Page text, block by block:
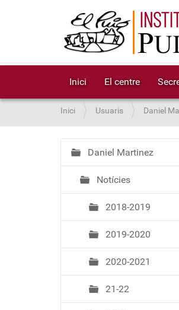
Inici El centre
S
o
u
:
Inici Usuaris Daniel
N
a
e
a
Daniel Martinez
Notícies
2018-2019
2019-2020
2020-2021
21-22